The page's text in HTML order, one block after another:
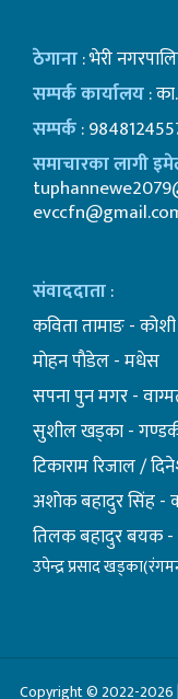
ठेगाना: भेरी
सम्पर्क कार्यालय:
सम्पर्क:
समाचारका लागी
संवाददाता:
कविता तामाङ - कोशी
माेहन पाैडेल - मधेस
सपना पुन मगर -
सुशील खड्का -
टिकाराम रिजाल /
अशाेक बहादुर सिंह -
तिलक बहादुर बयक -
उपेन्द्र प्रसाद
Copyright © 2022-2026